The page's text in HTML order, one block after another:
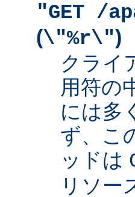
"GET /
(\"%r\")
クライ
用符の
には多
ず、こ
ッドは
リソー